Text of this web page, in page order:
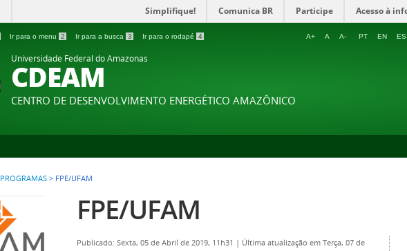
Simplifique! Comunica BR Participe Acesso à
Ir para o menu 2 Ir para a busca 3 Ir para o rodapé 4 A+ A A- PT EN ES
Universidade Federal do Amazonas
CDEAM
CENTRO DE DESENVOLVIMENTO ENERGÉTICO AMAZÔNICO
PROGRAMAS > FPE/UFAM
FPE/UFAM
Publicado: Sexta, 05 de Abril de 2019, 11h31 | Última atualização em Terça, 07 de